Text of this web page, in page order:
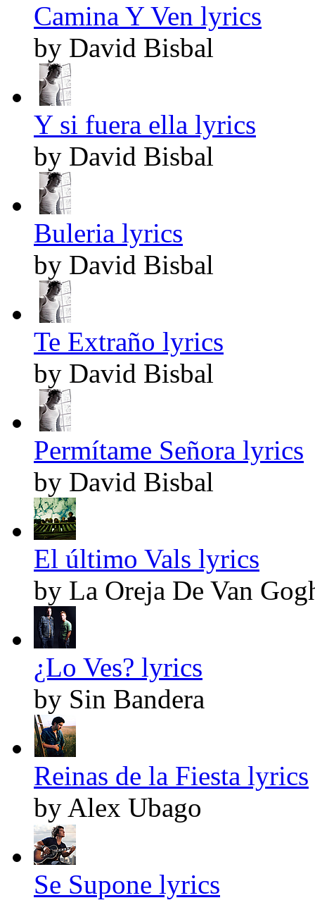
Camina Y Ven lyrics
by David Bisbal
Y si fuera ella lyrics
by David Bisbal
Buleria lyrics
by David Bisbal
Te Extraño lyrics
by David Bisbal
Permítame Señora lyrics
by David Bisbal
El último Vals lyrics
by La Oreja De Van
¿Lo Ves? lyrics
by Sin Bandera
Reinas de la Fiesta lyrics
by Alex Ubago
Se Supone lyrics